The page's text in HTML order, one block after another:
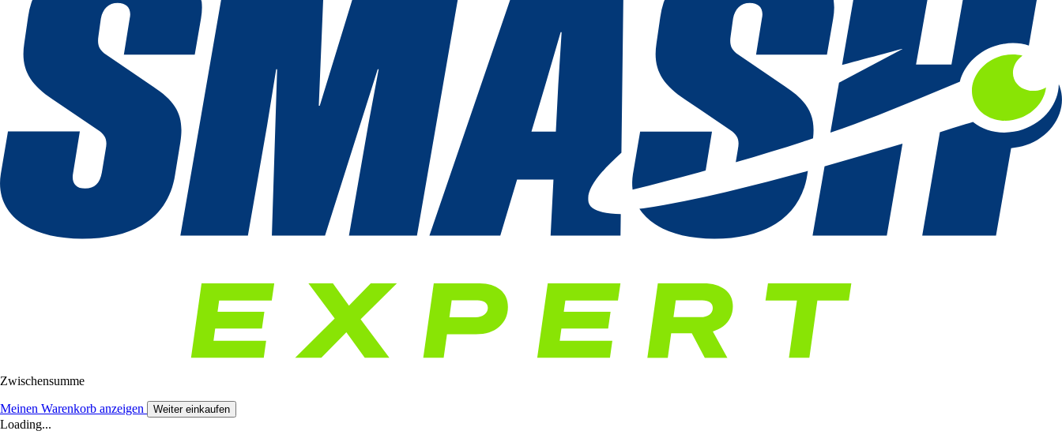
Zwischensumme
Meinen Warenkorb anzeigen Weiter einkaufen
Loading...